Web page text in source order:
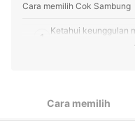
Cara memilih Cok Sambung
1
Ketahui keunggulan
Yunior, Broco, dan
3
Agar perangkat
Cara memilih